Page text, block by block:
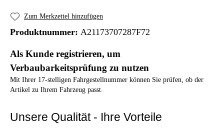
Zum Merkzettel hinzufügen
Produktnummer: A21173707287F72
Als Kunde registrieren, um
Verbaubarkeitsprüfung zu nutzen
Mit Ihrer 17-stelligen Fahrgestellnummer können Sie prüfen, ob der
Artikel zu Ihrem Fahrzeug passt.
Unsere Qualität - Ihre Vorteile